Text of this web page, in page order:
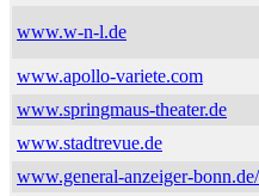
www.w-n-l.de
www.apollo-variete.com
www.springmaus-theater.de
www.stadtrevue.de
www.general-anzeiger-